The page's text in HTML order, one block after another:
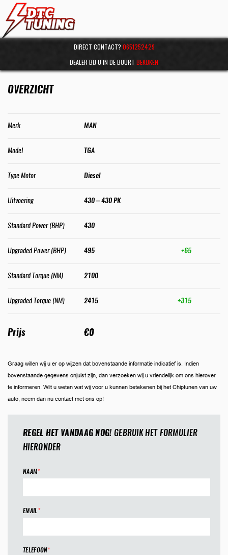
DIRECT CONTACT? 0651252429
DEALER BIJ U IN DE BUURT BEKIJKEN
OVERZICHT
Merk MAN
Model TGA
Type Motor Diesel
Uitvoering 430 – 430 PK
Standard Power (BHP) 430
Upgraded Power (BHP) 495 +65
Standard Torque (NM) 2100
Upgraded Torque (NM) 2415 +315
Prijs €0
Graag willen wij u er op wijzen dat bovenstaande informatie indicatief is. Indien
bovenstaande gegevens onjuist zijn, dan verzoeken wij u vriendelijk om ons hierover
te informeren. Wilt u weten wat wij voor u kunnen betekenen bij het Chiptunen van uw
auto, neem dan nu contact met ons op!
REGEL HET VANDAAG NOG!GEBRUIK HET FORMULIER
HIERONDER
NAAM*
EMAIL*
TELEFOON*